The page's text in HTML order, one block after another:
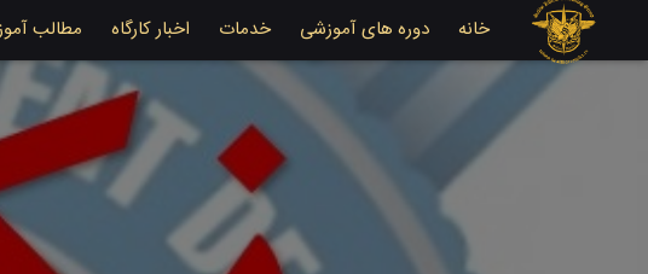
خانه دوره های آموزشی خدمات اخبار کارگاه مطالب